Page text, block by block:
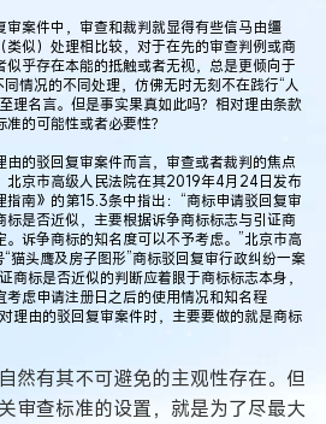
案件中，审查和裁判就显得有些信马由缰
类似）处理相比较，对于在先的审查判例或商
乎存在本能的抵触或者无视，总是更倾向于
情况的不同处理，仿佛无时无刻不在践行“人
理名言。但是事实果真如此吗？相对理由条款
的可能性或者必要性？
的驳回复审案件而言，审查或者裁判的焦点
北京市高级人民法院在其2019年4月24日发布
南》的第15.3条中指出：“商标申请驳回复审
是否近似，主要根据诉争商标标志与引证商
诉争商标的知名度可以不予考虑。”北京市高
猫头鹰及房子图形”商标驳回复审行政纠纷一案
商标是否近似的判断应着眼于商标标志本身，
考虑申请注册日之后的使用情况和知名程
理由的驳回复审案件时，主要要做的就是商标
然有其不可避免的主观性存在。但
审查标准的设置，就是为了尽最大